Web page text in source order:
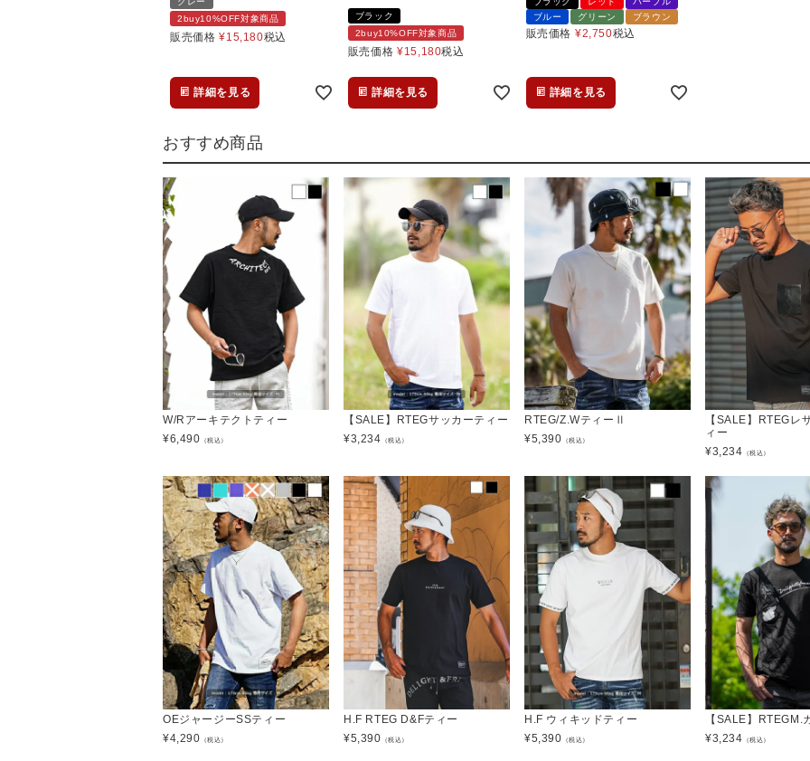
2buy10%OFF対象商品
販売価格 ¥15,180税込
詳細を見る
ブラック
2buy10%OFF対象商品
販売価格 ¥15,180税込
詳細を見る
ブルー
グリーン ブラウン
販売価格 ¥2,750税込
詳細を見る
おすすめ商品
W/Rアーキテクトティー
¥6,490 （税込）
【SALE】RTEGサッカーティー
¥3,234 （税込）
RTEG/Z.WティーⅡ
¥5,390 （税込）
【SALE】RTEGレ
ィー
¥3,234 （税込）
OEジャージーSSティー
¥4,290 （税込）
H.F RTEG D&Fティー
¥5,390 （税込）
H.F ウィキッドティー
¥5,390 （税込）
【SALE】RTEGM.
¥3,234 （税込）